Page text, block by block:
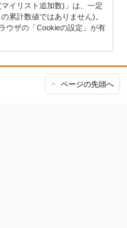
イリスト追加数)」は、一定
累計数値ではありません)。
ウザの「Cookieの設定」が有
ページの先頭へ